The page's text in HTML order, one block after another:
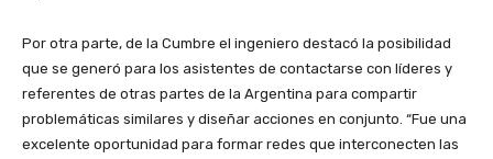
Por otra parte, de la Cumbre el ingeniero destacó la posibilidad
que se generó para los asistentes de contactarse con líderes y
referentes de otras partes de la Argentina para compartir
problemáticas similares y diseñar acciones en conjunto. “Fue una
excelente oportunidad para formar redes que interconecten las